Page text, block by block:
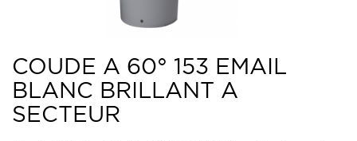
COUDE A 60° 153 EMAIL
BLANC BRILLANT A
SECTEUR